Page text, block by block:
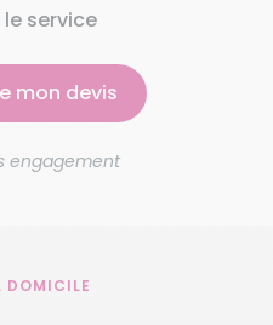
service
mon devis
engagement
DOMICILE